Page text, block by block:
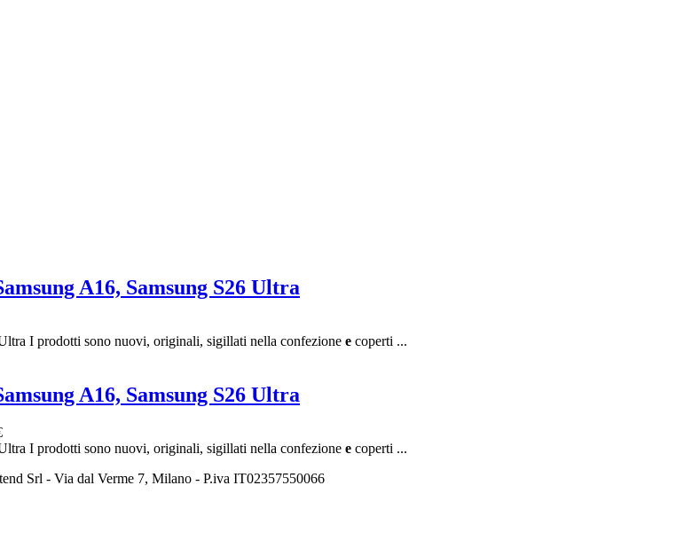
A16, Samsung S26 Ultra
I prodotti sono nuovi, originali, sigillati nella confezione e coperti ...
A16, Samsung S26 Ultra
I prodotti sono nuovi, originali, sigillati nella confezione e coperti ...
Srl - Via dal Verme 7, Milano - P.iva IT02357550066